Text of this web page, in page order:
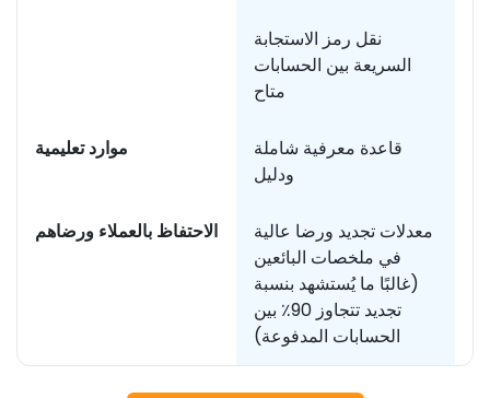
نقل رمز الاستجابة
السريعة بين الحسابات
متاح
موارد تعليمية
قاعدة معرفية شاملة
ودليل
الاحتفاظ بالعملاء ورضاهم
معدلات تجديد ورضا عالية
في ملخصات البائعين
(غالبًا ما يُستشهد بنسبة
تجديد تتجاوز 90٪ بين
الحسابات المدفوعة)